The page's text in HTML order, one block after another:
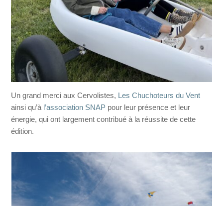
Un grand merci aux Cervolistes, Les Chuchoteurs du Vent
ainsi qu’à l’association SNAP pour leur présence et leur
énergie, qui ont largement contribué à la réussite de cette
édition.